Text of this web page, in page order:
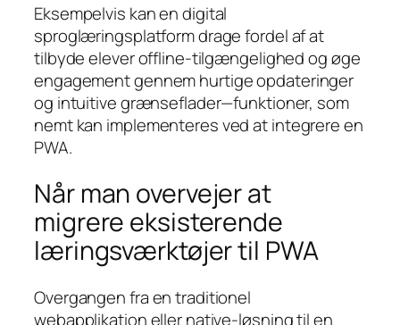
Eksempelvis kan en digital
sproglæringsplatform drage fordel af at
tilbyde elever offline-tilgængelighed og øge
engagement gennem hurtige opdateringer
og intuitive grænseflader—funktioner, som
nemt kan implementeres ved at integrere en
PWA.
Når man overvejer at
migrere eksisterende
læringsværktøjer til PWA
Overgangen fra en traditionel
webapplikation eller native-løsning til en